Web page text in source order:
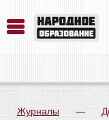
Журналы —